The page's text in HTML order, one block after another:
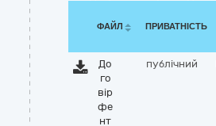
ФАЙЛ ПРИВАТНІСТЬ
До
го
вір
фе
нт
публічний